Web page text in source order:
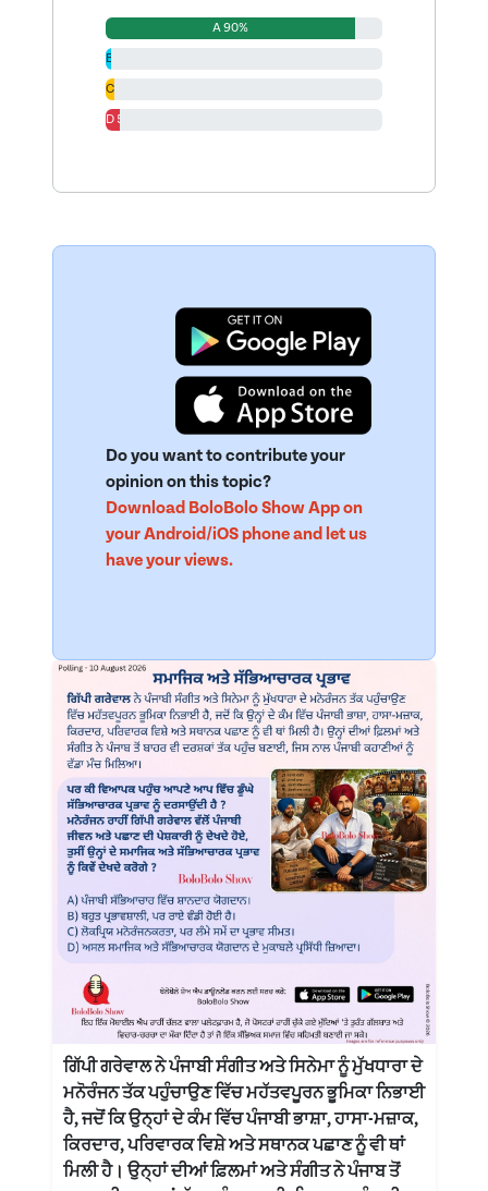
A 90%
B 2%
C 3%
D 5%
Do you want to contribute your
opinion on this topic?
Download BoloBolo Show App on
your Android/iOS phone and let us
have your views.
ਗਿੱਪੀ ਗਰੇਵਾਲ ਨੇ ਪੰਜਾਬੀ ਸੰਗੀਤ ਅਤੇ ਸਿਨੇਮਾ ਨੂੰ ਮੁੱਖਧਾਰਾ ਦੇ
ਮਨੋਰੰਜਨ ਤੱਕ ਪਹੁੰਚਾਉਣ ਵਿੱਚ ਮਹੱਤਵਪੂਰਨ ਭੂਮਿਕਾ ਨਿਭਾਈ
ਹੈ, ਜਦੋਂ ਕਿ ਉਨ੍ਹਾਂ ਦੇ ਕੰਮ ਵਿੱਚ ਪੰਜਾਬੀ ਭਾਸ਼ਾ, ਹਾਸਾ-ਮਜ਼ਾਕ,
ਕਿਰਦਾਰ, ਪਰਿਵਾਰਕ ਵਿਸ਼ੇ ਅਤੇ ਸਥਾਨਕ ਪਛਾਣ ਨੂੰ ਵੀ ਥਾਂ
ਮਿਲੀ ਹੈ। ਉਨ੍ਹਾਂ ਦੀਆਂ ਫ਼ਿਲਮਾਂ ਅਤੇ ਸੰਗੀਤ ਨੇ ਪੰਜਾਬ ਤੋਂ